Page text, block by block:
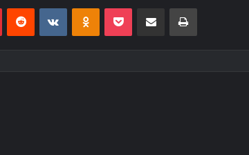
PinterestReddit VKontakteOdnoklassniki
Pocket E-Posta ile paylaş Yazdır